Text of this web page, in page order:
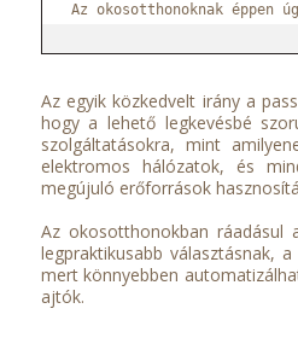
Az okosotthonoknak
Az egyik közkedvelt irány a
hogy a lehető legkevésbé
szolgáltatásokra, mint
elektromos hálózatok, és
megújuló erőforrások
Az okosotthonokban ráadásul
legpraktikusabb választásnak,
mert könnyebben
ajtók.